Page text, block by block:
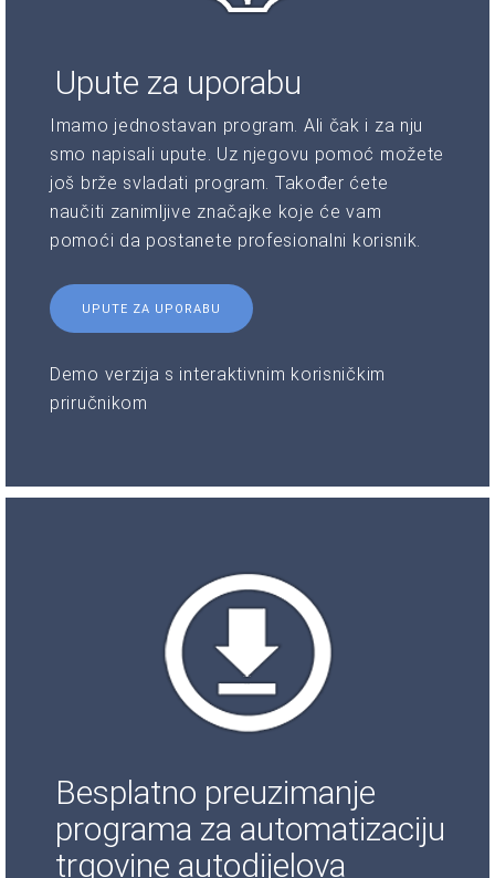
Upute za uporabu
Imamo jednostavan program. Ali čak i za nju
smo napisali upute. Uz njegovu pomoć možete
još brže svladati program. Također ćete
naučiti zanimljive značajke koje će vam
pomoći da postanete profesionalni korisnik.
UPUTE ZA UPORABU
Demo verzija s interaktivnim korisničkim
priručnikom
Besplatno preuzimanje
programa za automatizaciju
trgovine autodijelova